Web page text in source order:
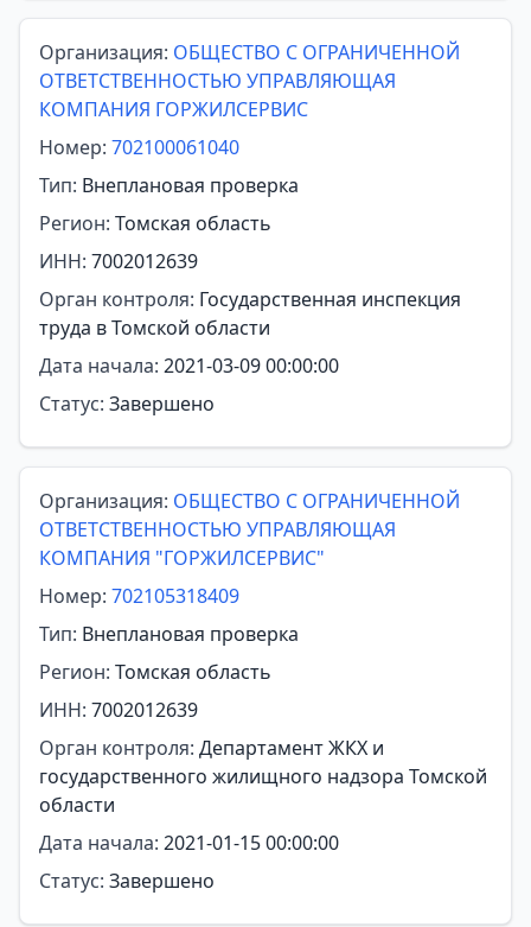
Организация: ОБЩЕСТВО С ОГРАНИЧЕННОЙ
ОТВЕТСТВЕННОСТЬЮ УПРАВЛЯЮЩАЯ
КОМПАНИЯ ГОРЖИЛСЕРВИС
Номер: 702100061040
Тип: Внеплановая проверка
Регион: Томская область
ИНН: 7002012639
Орган контроля: Государственная инспекция
труда в Томской области
Дата начала: 2021-03-09 00:00:00
Статус: Завершено
Организация: ОБЩЕСТВО С ОГРАНИЧЕННОЙ
ОТВЕТСТВЕННОСТЬЮ УПРАВЛЯЮЩАЯ
КОМПАНИЯ "ГОРЖИЛСЕРВИС"
Номер: 702105318409
Тип: Внеплановая проверка
Регион: Томская область
ИНН: 7002012639
Орган контроля: Департамент ЖКХ и
государственного жилищного надзора Томской
области
Дата начала: 2021-01-15 00:00:00
Статус: Завершено